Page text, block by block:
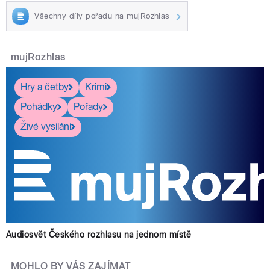
Všechny díly pořadu na mujRozhlas
mujRozhlas
Hry a četby
Krimi
Pohádky
Pořady
Živé vysílání
Audiosvět Českého rozhlasu na jednom místě
MOHLO BY VÁS ZAJÍMAT